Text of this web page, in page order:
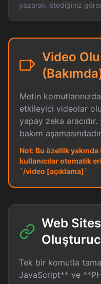
yazarak istediğiniz
Video
Metin
etkileyici videolar
yapay zeka
bakım
Not:Bu özellik
kullanıcılar otomatik
`/video [açıklama]`
Web
Tek bir komutla
JavaScript** ve